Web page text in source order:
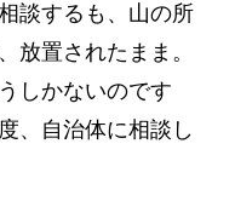
談するも、山の所
放置されたまま。
しかないのです
、自治体に相談し